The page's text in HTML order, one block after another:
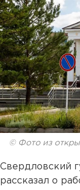
© Фото из
Свердловский
рассказал о